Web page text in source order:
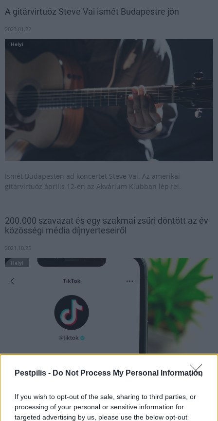
Pestpilis - Do Not Process My Personal Information
If you wish to opt-out of the sale, sharing to third parties, or
processing of your personal or sensitive information for
targeted advertising by us, please use the below opt-out
A gitárvirtuóz Steve Vai ismét Budapestre jön
2023.01.22
Helyi
Ismét Budapesten ad koncertet Steve Vai. Az amerikai
gitárvirtuóz április 12-én az Akvárium Klubban lép fel.
200.000 szavazat és egy szakmai zsűri döntött az év
közösségi média díjnyerteseiről
2021.10.25
Helyi
Az év közösségi média eseményén és díjátadóján idén már
YouTubberek, Insta sztárok és Twitch gamerek is képviseltették
magukat a TikTokkerek mellett. A több mint 50